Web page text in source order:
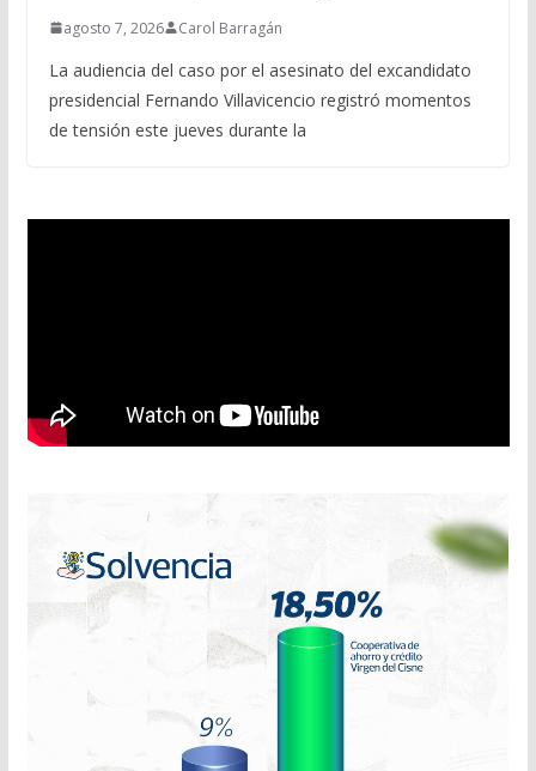
agosto 7, 2026 Carol Barragán
La audiencia del caso por el asesinato del excandidato
presidencial Fernando Villavicencio registró momentos
de tensión este jueves durante la